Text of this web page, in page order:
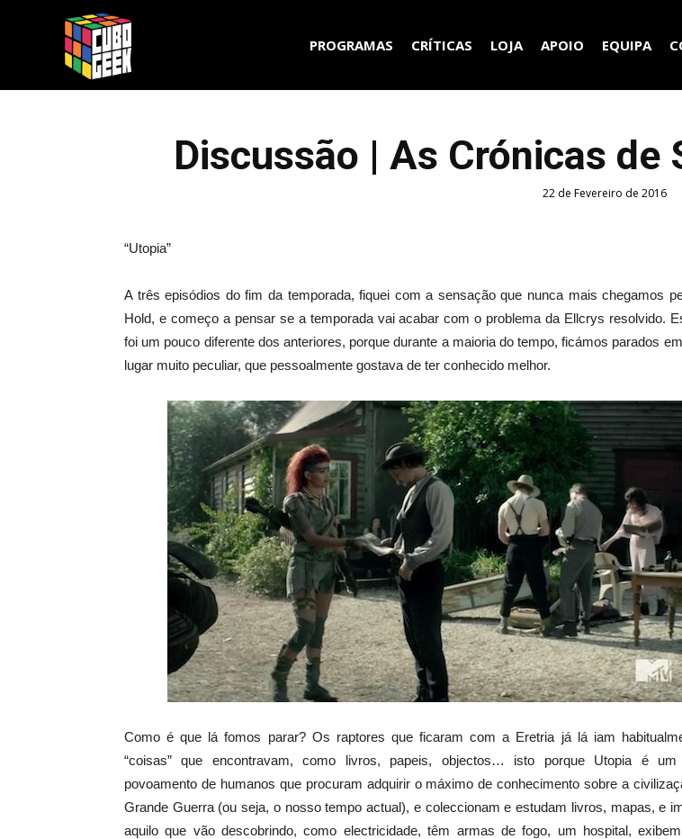
PROGRAMAS CRÍTICAS LOJA APOIO EQUIPA
Discussão | As Crónicas de
22 de Fevereiro de 2016
“Utopia”
A três episódios do fim da temporada, fiquei com a sensação que nunca mais chegamos
Hold, e começo a pensar se a temporada vai acabar com o problema da Ellcrys resolvido.
foi um pouco diferente dos anteriores, porque durante a maioria do tempo, ficámos parados
lugar muito peculiar, que pessoalmente gostava de ter conhecido melhor.
Como é que lá fomos parar? Os raptores que ficaram com a Eretria já lá iam
“coisas” que encontravam, como livros, papeis, objectos… isto porque Utopia é
povoamento de humanos que procuram adquirir o máximo de conhecimento sobre a
Grande Guerra (ou seja, o nosso tempo actual), e coleccionam e estudam livros, mapas, e
aquilo que vão descobrindo, como electricidade, têm armas de fogo, um hospital,